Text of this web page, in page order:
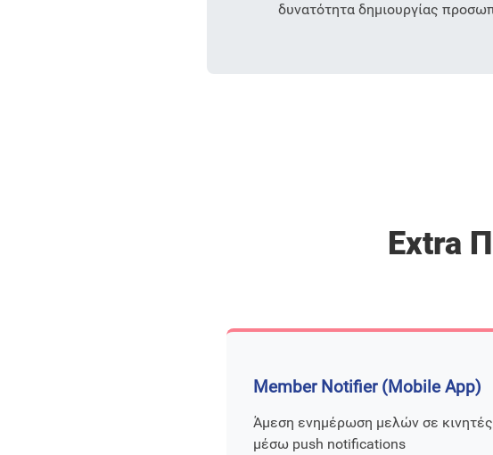
δυνατότητα δημιουργίας
Extra
Member Notifier (Mobile App)
Άμεση ενημέρωση μελών σε
μέσω push notifications